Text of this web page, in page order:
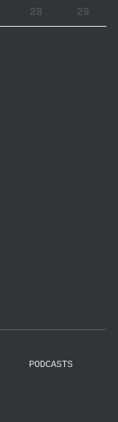
28 29
PODCASTS